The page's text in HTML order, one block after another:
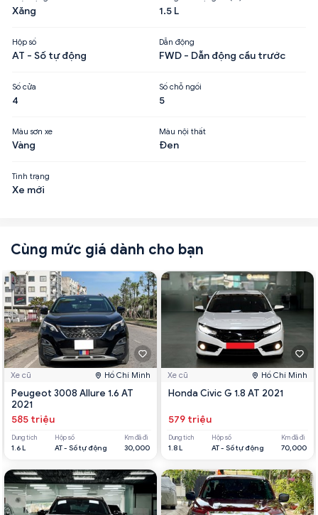
Xăng 1.5 L
Hộp số
AT - Số tự động
Dẫn động
FWD - Dẫn động cầu trước
Số cửa
4
Số chỗ ngồi
5
Màu sơn xe
Vàng
Màu nội thất
Đen
Tình trạng
Xe mới
Cùng mức giá dành cho bạn
Xe cũ Hồ Chí Minh
Peugeot 3008 Allure 1.6 AT
2021
585 triệu
Dung tích
1.6 L
Hộp số
AT - Số tự động
Km đã đi
30,000
Xe cũ Hồ Chí Minh
Honda Civic G 1.8 AT 2021
579 triệu
Dung tích
1.8 L
Hộp số
AT - Số tự động
Km đã đi
70,000